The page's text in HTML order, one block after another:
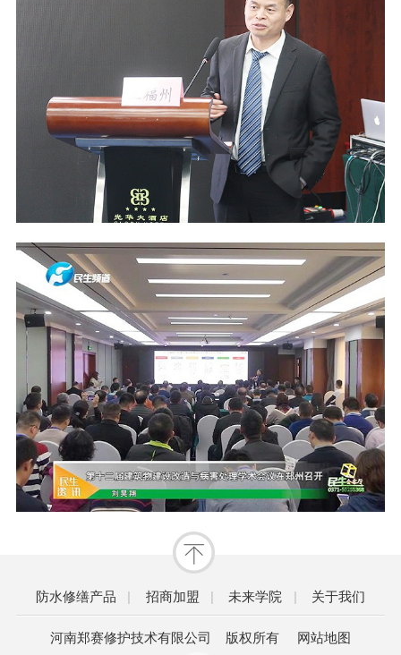
防水修缮产品 | 招商加盟 | 未来学院 | 关于我们
河南郑赛修护技术有限公司 版权所有 网站地图